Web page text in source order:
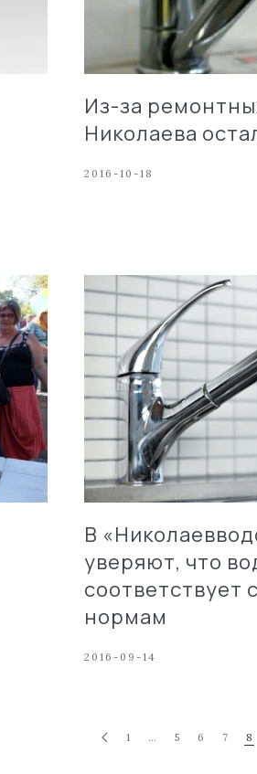
Из-за
Николаева
2016-10-18
В
уверяют, что
соответствует
нормам
2016-09-14
1 … 5 6 7 8